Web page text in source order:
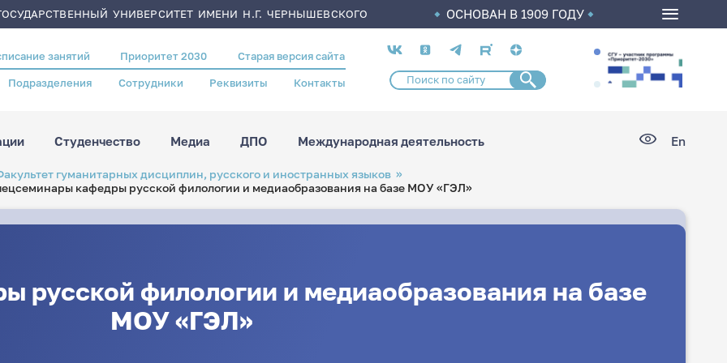
УНИВЕРСИТЕТ ИМЕНИ Н.Г. ЧЕРНЫШЕВСКОГО ОСНОВАН В 1909 ГОДУ
занятий Приоритет 2030 Старая версия сайта
Подразделения Сотрудники Реквизиты Контакты
Социальные
сети
Студенчество Медиа ДПО Международная деятельность En
гуманитарных дисциплин, русского и иностранных языков
кафедры русской филологии и медиаобразования на базе МОУ «ГЭЛ»
русской филологии и медиаобразования на базе
МОУ «ГЭЛ»